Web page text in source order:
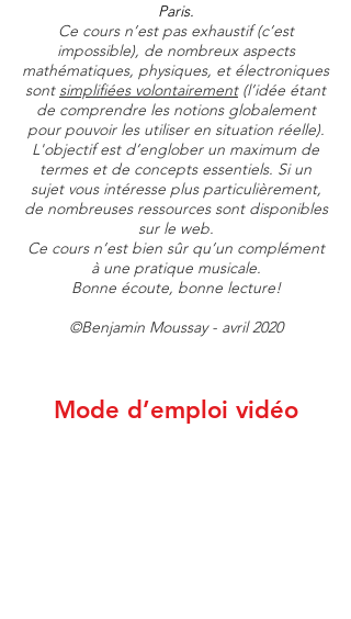
Paris.
Ce cours n’est pas exhaustif (c’est
impossible), de nombreux aspects
mathématiques, physiques, et électroniques
sont simplifiées volontairement(l’idée étant
de comprendre les notions globalement
pour pouvoir les utiliser en situation réelle).
L'objectif est d’englober un maximum de
termes et de concepts essentiels. Si un
sujet vous intéresse plus particulièrement,
de nombreuses ressources sont disponibles
sur le web.
Ce cours n’est bien sûr qu’un complément
à une pratique musicale.
Bonne écoute, bonne lecture!
©Benjamin Moussay - avril 2020
Mode d’emploi vidéo